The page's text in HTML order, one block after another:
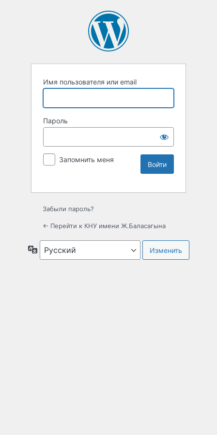
Имя пользователя или email
Пароль
Запомнить меня
Забыли пароль?
← Перейти к КНУ имени Ж.Баласагына
Язык